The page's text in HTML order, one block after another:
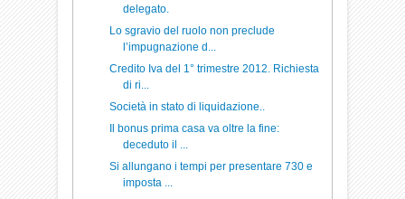
delegato.
Lo sgravio del ruolo non preclude
l’impugnazione d...
Credito Iva del 1° trimestre 2012. Richiesta
di ri...
Società in stato di liquidazione..
Il bonus prima casa va oltre la fine:
deceduto il ...
Si allungano i tempi per presentare 730 e
imposta ...